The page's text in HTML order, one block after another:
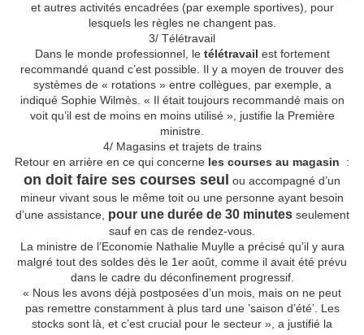
et autres activités encadrées (par exemple sportives), pour
lesquels les règles ne changent pas.
3/ Télétravail
Dans le monde professionnel, le télétravail est fortement
recommandé quand c’est possible. Il y a moyen de trouver des
systèmes de « rotations » entre collègues, par exemple, a
indiqué Sophie Wilmès. « Il était toujours recommandé mais on
voit qu’il est de moins en moins utilisé », justifie la Première
ministre.
4/ Magasins et trajets de trains
Retour en arrière en ce qui concerne les courses au magasin :
on doit faire ses courses seul
ou accompagné d’un
mineur vivant sous le même toit ou une personne ayant besoin
d’une assistance, pour une durée de 30 minutesseulement
sauf en cas de rendez-vous.
La ministre de l’Economie Nathalie Muylle a précisé qu’il y aura
malgré tout des soldes dès le 1er août, comme il avait été prévu
dans le cadre du déconfinement progressif.
« Nous les avons déjà postposées d’un mois, mais on ne peut
pas remettre constamment à plus tard une ’saison d’été’. Les
stocks sont là, et c’est crucial pour le secteur », a justifié la